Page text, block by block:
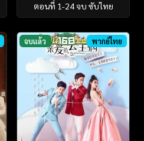
ตอนที่ 1-24 จบ ซับไทย
จบแล้ว พากย์ไทย